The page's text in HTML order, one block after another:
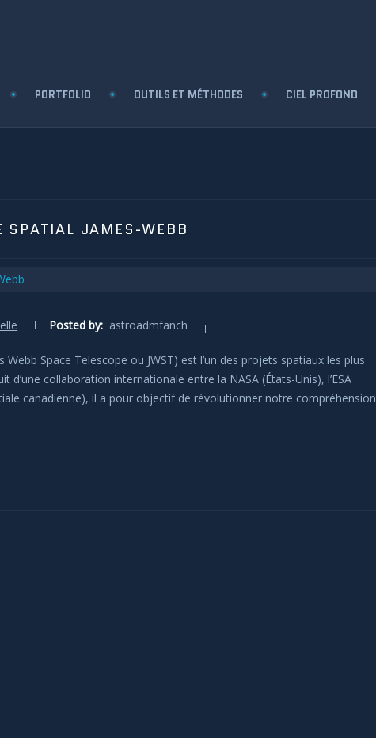
PORTFOLIO OUTILS ET MÉTHODES CIEL PROFOND
SPATIAL JAMES-WEBB
Posted by: astroadmfanch
Space Telescope ou JWST) est l’un des projets spatiaux les plus
d’une collaboration internationale entre la NASA (États-Unis), l’ESA
canadienne), il a pour objectif de révolutionner notre compréhension